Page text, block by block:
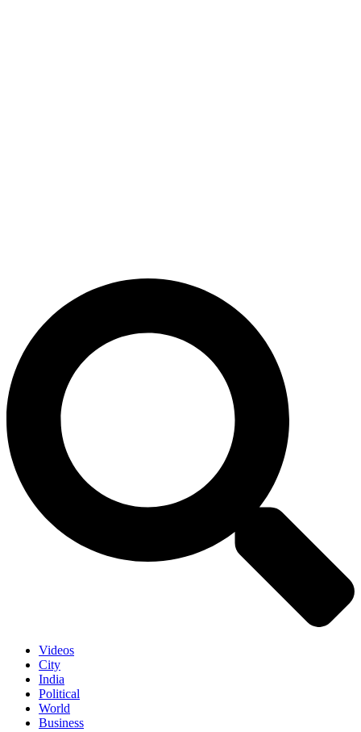
Videos
City
India
Political
World
Business